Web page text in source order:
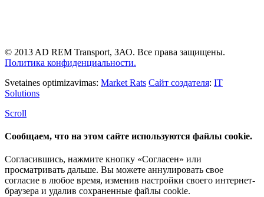
© 2013 AD REM Transport, ЗАО. Все права защищены.
Политика конфиденциальности.
Svetaines optimizavimas: Market Rats Сайт создателя: IT
Solutions
Scroll
Сообщаем, что на этом сайте используются файлы cookie.
Согласившись, нажмите кнопку «Согласен» или
просматривать дальше. Вы можете аннулировать свое
согласие в любое время, изменив настройки своего интернет-
браузера и удалив сохраненные файлы cookie.